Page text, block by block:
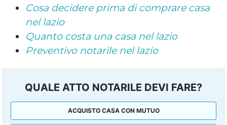
Cosa decidere prima di comprare casa
nel lazio
Quanto costa una casa nel lazio
Preventivo notarile nel lazio
QUALE ATTO NOTARILE DEVI FARE?
ACQUISTO CASA CON MUTUO